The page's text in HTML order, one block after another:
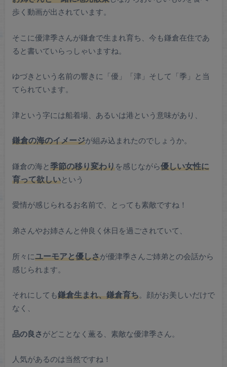
歩く動画が出されています。
そこに優津季さんが鎌倉で生まれ育ち、今も鎌倉在住であ
ると書いていらっしゃいますね。
ゆづきという名前の響きに「優」「津」そして「季」と当
てられています。
津という字には船着場、あるいは港という意味があり、
鎌倉の海のイメージが組み込まれたのでしょうか。
鎌倉の海と季節の移り変わりを感じながら優しい女性に
育って欲しいという
愛情が感じられるお名前で、とっても素敵ですね！
弟さんやお姉さんと仲良く休日を過ごされていて、
所々にユーモアと優しさが優津季さんご姉弟との会話から
感じられます。
それにしても鎌倉生まれ、鎌倉育ち。顔がお美しいだけで
なく、
品の良さがどことなく薫る、素敵な優津季さん。
人気があるのは当然ですね！